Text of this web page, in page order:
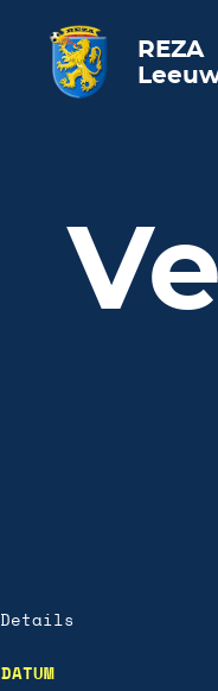
REZA
Details
DATUM